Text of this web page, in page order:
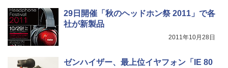
29日開催「秋のヘッドホン祭 2011」で各
社が新製品
2011年10月28日
ゼンハイザー、最上位イヤフォン「IE 80